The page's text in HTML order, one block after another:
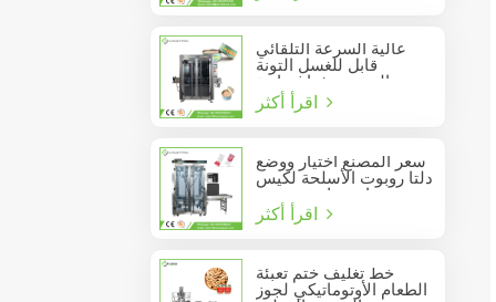
عالية السرعة التلقائي
قابل للغسل التونة
السردين فراغ حاوية
المأكولات البحرية القصدير
يمكن السدادة
سعر المصنع اختيار ووضع
دلتا روبوت الأسلحة لكيس
عصا تتحرك في مربع
خط تغليف ختم تعبئة
الطعام الأوتوماتيكي لجوز